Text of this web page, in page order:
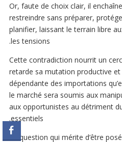
Or, faute de choix clair, il
restreindre sans préparer,
planifier, laissant le terrain libre
les tensions.
Cette contradiction nourrit un
retarde sa mutation productive
dépendante des importations
le marché sera soumis aux
aux opportunistes au détriment
essentiels.
La question qui mérite d’être